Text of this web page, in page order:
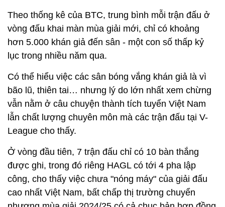
Theo thống kê của BTC, trung bình mỗi trận đấu ở
vòng đấu khai màn mùa giải mới, chỉ có khoảng
hơn 5.000 khán giả đến sân - một con số thấp kỷ
lục trong nhiều năm qua.
Có thể hiểu việc các sân bóng vắng khán giả là vì
bão lũ, thiên tai… nhưng lý do lớn nhất xem chừng
vẫn nằm ở câu chuyện thành tích tuyển Việt Nam
lẫn chất lượng chuyên môn mà các trận đấu tại V-
League cho thấy.
Ở vòng đầu tiên, 7 trận đấu chỉ có 10 bàn thắng
được ghi, trong đó riêng HAGL có tới 4 pha lập
công, cho thấy việc chưa "nóng máy" của giải đấu
cao nhất Việt Nam, bất chấp thị trường chuyển